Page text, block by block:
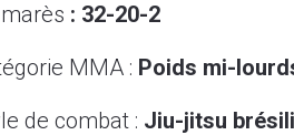
: 32-20-2
MMA : Poids mi-
de combat : Jiu-jitsu